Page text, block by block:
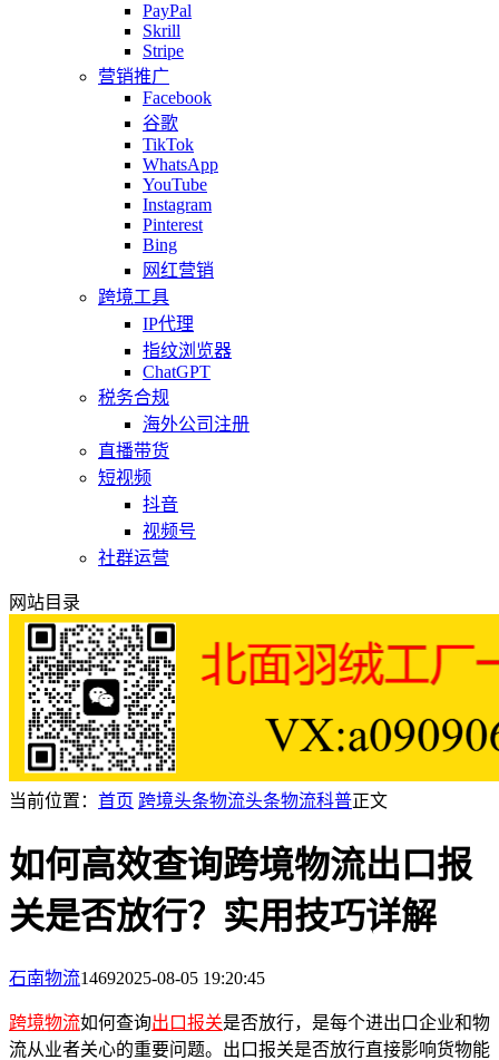
PayPal
Skrill
Stripe
营销推广
Facebook
谷歌
TikTok
WhatsApp
YouTube
Instagram
Pinterest
Bing
网红营销
跨境工具
IP代理
指纹浏览器
ChatGPT
税务合规
海外公司注册
直播带货
短视频
抖音
视频号
社群运营
网站目录
当前位置： 首页 跨境头条物流头条物流科普正文
如何高效查询跨境物流出口报
关是否放行？实用技巧详解
石南物流14692025-08-05 19:20:45
跨境物流如何查询出口报关是否放行，是每个进出口企业和物
流从业者关心的重要问题。出口报关是否放行直接影响货物能